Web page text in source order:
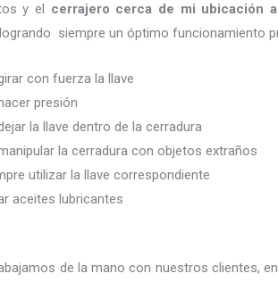
y el cerrajero cerca de mi ubicación
siempre un óptimo funcionamiento
con fuerza la llave
presión
la llave dentro de la cerradura
la cerradura con objetos extraños
utilizar la llave correspondiente
aceites lubricantes
de la mano con nuestros clientes,